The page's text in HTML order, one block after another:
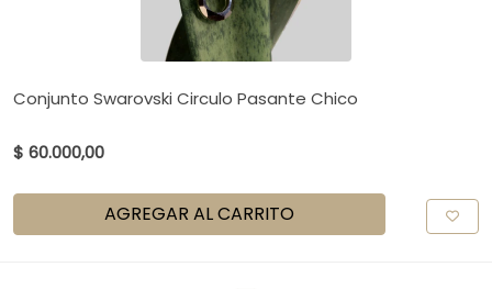
Conjunto Swarovski Circulo Pasante Chico
$ 60.000,00
AGREGAR AL CARRITO